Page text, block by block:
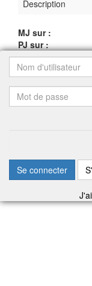
Description
MJ sur :
PJ sur :
Se connecter